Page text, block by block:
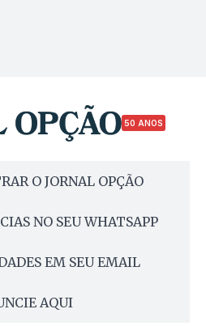
50 ANOS
O JORNAL OPÇÃO
NO SEU WHATSAPP
EM SEU EMAIL
AQUI